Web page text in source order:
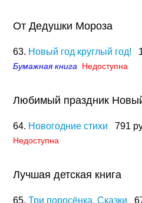
От Дедушки Мороза
63. Новый год круглый год!
Бумажная книга Недоступна
Любимый праздник
64. Новогодние стихи 791
Недоступна
Лучшая детская книга
65. Три поросёнка. Сказки